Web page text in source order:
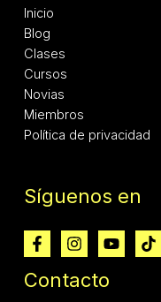
Inicio
Blog
Clases
Cursos
Novias
Miembros
Política de privacidad
Síguenos en
Contacto